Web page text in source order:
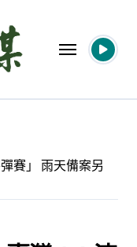
賽」 雨天備案另